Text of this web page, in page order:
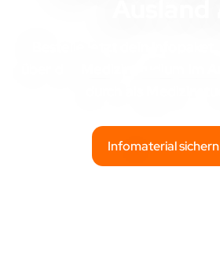
Infomaterial sichern